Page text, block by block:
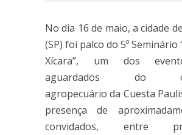
No dia 16 de maio, a cidade
(SP) foi palco do 5º Seminário
Xícara”, um dos
aguardados do
agropecuário da Cuesta
presença de
convidados, entre